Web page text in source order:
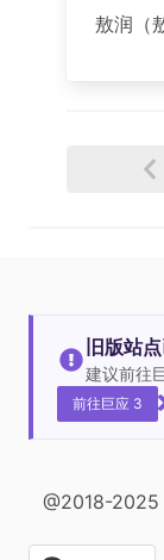
敖润（
旧版站
建议前往
前往巨应 3
@2018-